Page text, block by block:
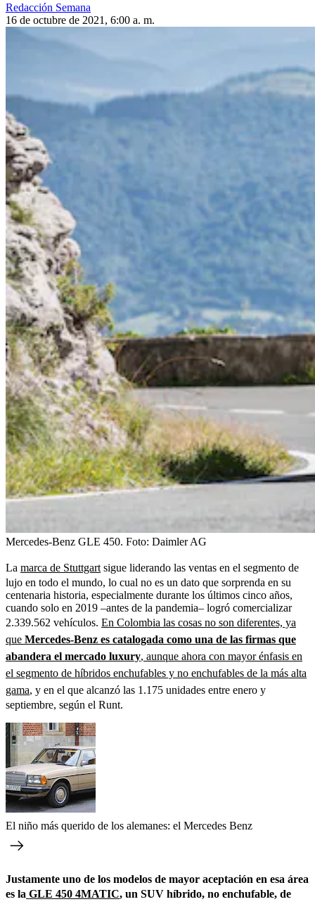
Redacción Semana
16 de octubre de 2021, 6:00 a. m.
Mercedes-Benz GLE 450. Foto: Daimler AG
La marca de Stuttgart sigue liderando las ventas en el segmento de
lujo en todo el mundo, lo cual no es un dato que sorprenda en su
centenaria historia, especialmente durante los últimos cinco años,
cuando solo en 2019 –antes de la pandemia– logró comercializar
2.339.562 vehículos. En Colombia las cosas no son diferentes, ya
que Mercedes-Benz es catalogada como una de las firmas que
abandera el mercado luxury, aunque ahora con mayor énfasis en
el segmento de híbridos enchufables y no enchufables de la más alta
gama, y en el que alcanzó las 1.175 unidades entre enero y
septiembre, según el Runt.
El niño más querido de los alemanes: el Mercedes Benz
Justamente uno de los modelos de mayor aceptación en esa área
es la GLE 450 4MATIC, un SUV híbrido, no enchufable, de